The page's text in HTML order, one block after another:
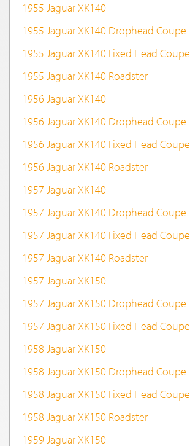
1955 Jaguar XK140
1955 Jaguar XK140 Drophead Coupe
1955 Jaguar XK140 Fixed Head Coupe
1955 Jaguar XK140 Roadster
1956 Jaguar XK140
1956 Jaguar XK140 Drophead Coupe
1956 Jaguar XK140 Fixed Head Coupe
1956 Jaguar XK140 Roadster
1957 Jaguar XK140
1957 Jaguar XK140 Drophead Coupe
1957 Jaguar XK140 Fixed Head Coupe
1957 Jaguar XK140 Roadster
1957 Jaguar XK150
1957 Jaguar XK150 Drophead Coupe
1957 Jaguar XK150 Fixed Head Coupe
1958 Jaguar XK150
1958 Jaguar XK150 Drophead Coupe
1958 Jaguar XK150 Fixed Head Coupe
1958 Jaguar XK150 Roadster
1959 Jaguar XK150